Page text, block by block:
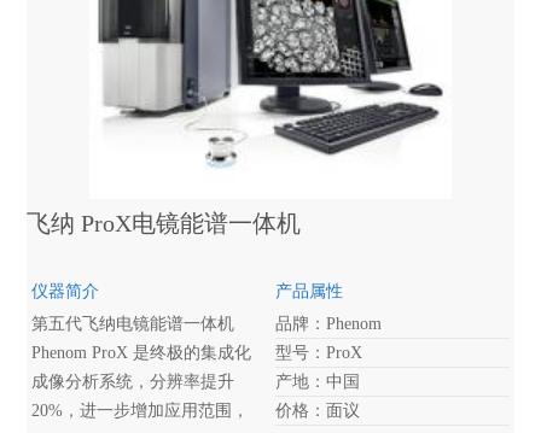
飞纳 ProX电镜能谱一体机
仪器简介
第五代飞纳电镜能谱一体机
Phenom ProX 是终极的集成化
成像分析系统，分辨率提升
20%，进一步增加应用范围，
产品属性
品牌：Phenom
型号：ProX
产地：中国
价格：面议